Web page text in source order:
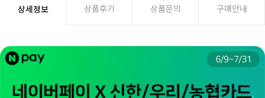
상세정보 상품후기 상품문의 구매안내